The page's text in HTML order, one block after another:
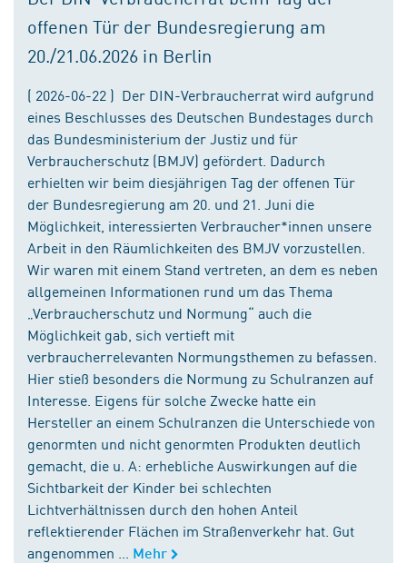
offenen Tür der Bundesregierung am
20./21.06.2026 in Berlin
( 2026-06-22 ) Der DIN-Verbraucherrat wird aufgrund
eines Beschlusses des Deutschen Bundestages durch
das Bundesministerium der Justiz und für
Verbraucherschutz (BMJV) gefördert. Dadurch
erhielten wir beim diesjährigen Tag der offenen Tür
der Bundesregierung am 20. und 21. Juni die
Möglichkeit, interessierten Verbraucher*innen unsere
Arbeit in den Räumlichkeiten des BMJV vorzustellen.
Wir waren mit einem Stand vertreten, an dem es neben
allgemeinen Informationen rund um das Thema
„Verbraucherschutz und Normung“ auch die
Möglichkeit gab, sich vertieft mit
verbraucherrelevanten Normungsthemen zu befassen.
Hier stieß besonders die Normung zu Schulranzen auf
Interesse. Eigens für solche Zwecke hatte ein
Hersteller an einem Schulranzen die Unterschiede von
genormten und nicht genormten Produkten deutlich
gemacht, die u. A: erhebliche Auswirkungen auf die
Sichtbarkeit der Kinder bei schlechten
Lichtverhältnissen durch den hohen Anteil
reflektierender Flächen im Straßenverkehr hat. Gut
angenommen ...
Mehr